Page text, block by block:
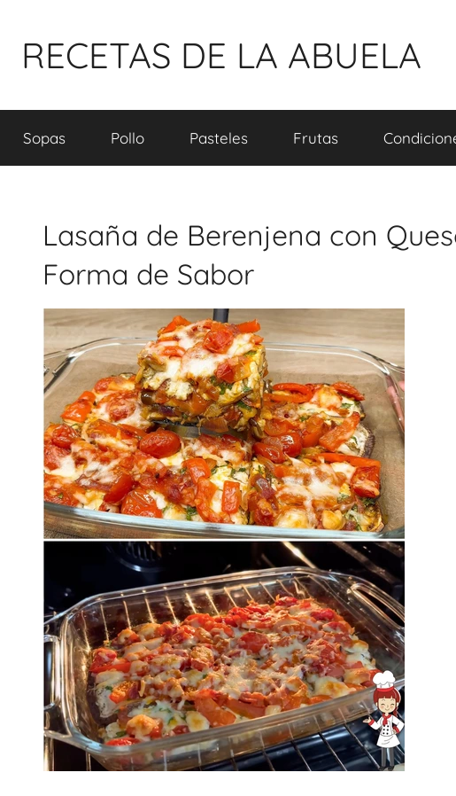
RECETAS DE LA ABUELA
Sopas Pollo Pasteles Frutas
Lasaña de Berenjena con
Forma de Sabor